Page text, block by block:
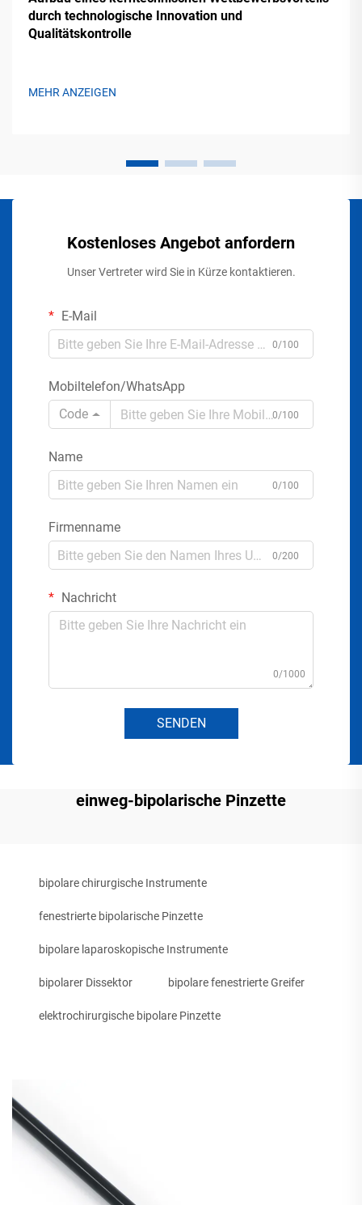
durch technologische Innovation und
Qualitätskontrolle
MEHR ANZEIGEN
Kostenloses Angebot anfordern
Unser Vertreter wird Sie in Kürze kontaktieren.
E-Mail
0/100
Mobiltelefon/WhatsApp
Code
0/100
Name
0/100
Firmenname
0/200
Nachricht
0/1000
SENDEN
einweg-bipolarische Pinzette
bipolare chirurgische Instrumente
fenestrierte bipolarische Pinzette
bipolare laparoskopische Instrumente
bipolarer Dissektor bipolare fenestrierte Greifer
elektrochirurgische bipolare Pinzette